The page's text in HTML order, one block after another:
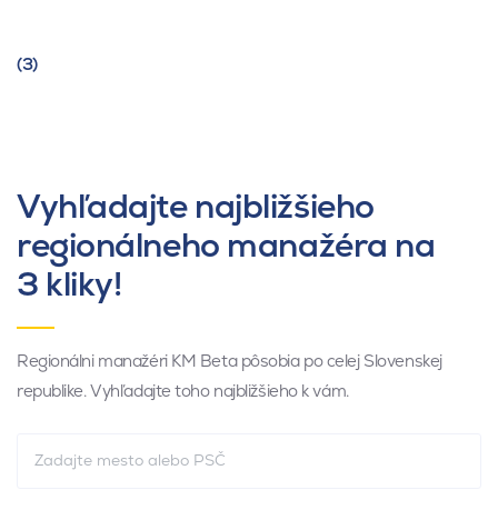
(3)
Vyhľadajte najbližšieho
regionálneho manažéra na
3 kliky!
Regionálni manažéri KM Beta pôsobia po celej Slovenskej
republike. Vyhľadajte toho najbližšieho k vám.